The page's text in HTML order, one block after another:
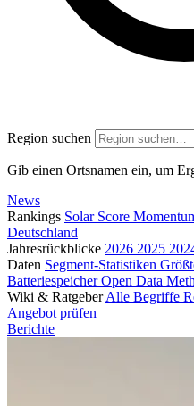
Region suchen
Gib einen Ortsnamen ein, um
News
Rankings Solar Score
Deutschland
Jahresrückblicke 2026 2025
Daten Segment-Statistiken
BatteriespeicherOpen Data
Wiki & Ratgeber Alle Begriffe
Angebot prüfen
Berichte